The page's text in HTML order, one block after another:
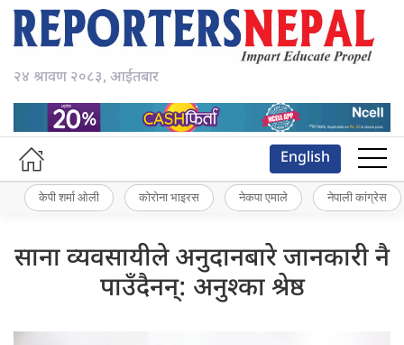
२४ श्रावण २०८३, आईतबार
English
केपी शर्मा ओली कोरोना भाइरस नेकपा एमाले नेपाली कांग्रेस
साना व्यवसायीले अनुदानबारे जानकारी नै
पाउँदैनन्: अनुश्का श्रेष्ठ